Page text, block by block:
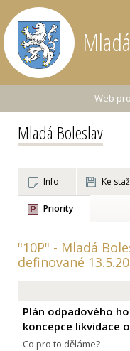
Web
Mladá Boleslav
Info Ke
Priority
"10P" - Mladá
definované
Plán odpadového
koncepce likvidace
Co pro to děláme?